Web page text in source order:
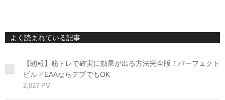
よく読まれている記事
【朗報】筋トレで確実に効果が出る方法完全版！パーフェクト
ビルドEAAならデブでもOK
2,027 PV